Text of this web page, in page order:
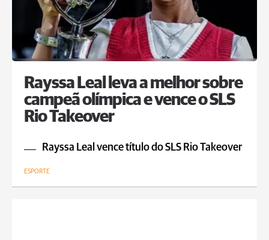
Rayssa Leal leva a melhor sobre
campeã olímpica e vence o SLS
Rio Takeover
Rayssa Leal vence título do SLS Rio Takeover
ESPORTE